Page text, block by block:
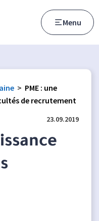
Menu
> PME : une
de recrutement
23.09.2019